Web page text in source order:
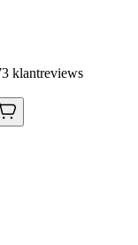
klantreviews